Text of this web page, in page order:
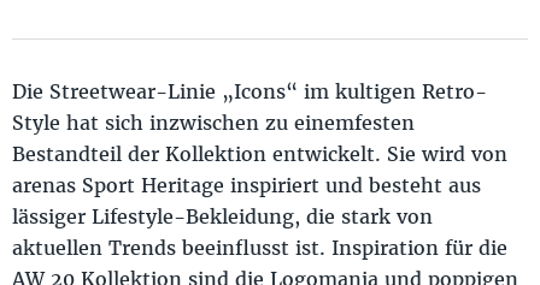
Die Streetwear-Linie „Icons“ im kultigen Retro-
Style hat sich inzwischen zu einemfesten
Bestandteil der Kollektion entwickelt. Sie wird von
arenas Sport Heritage inspiriert und besteht aus
lässiger Lifestyle-Bekleidung, die stark von
aktuellen Trends beeinflusst ist. Inspiration für die
AW 20 Kollektion sind die Logomania und poppigen